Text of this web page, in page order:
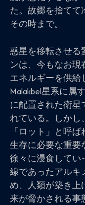
た。故郷を捨てて
その時まで。
惑星を移転させる
ンは、今もなお
エネルギーを供給
Malakbel星系に属
に配置された衛星
れている。しかし
「ロット」と呼
生存に必要な重要
徐々に浸食してい
線であったアルキ
め、人類が築き上
来が脅かされる事